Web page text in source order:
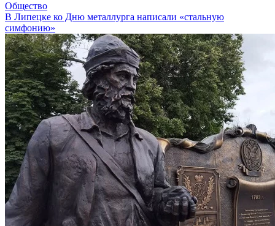
Общество
В Липецке ко Дню металлурга написали «стальную
симфонию»